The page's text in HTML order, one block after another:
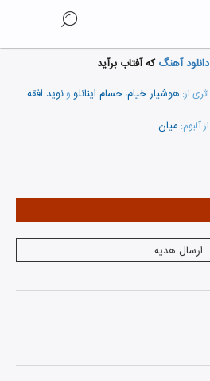
دانلود آهنگکه آفتاب برآید
اثری از: هوشیار خیام، حسام اینانلو و نوید افقه
از آلبوم: میان
ارسال هدیه